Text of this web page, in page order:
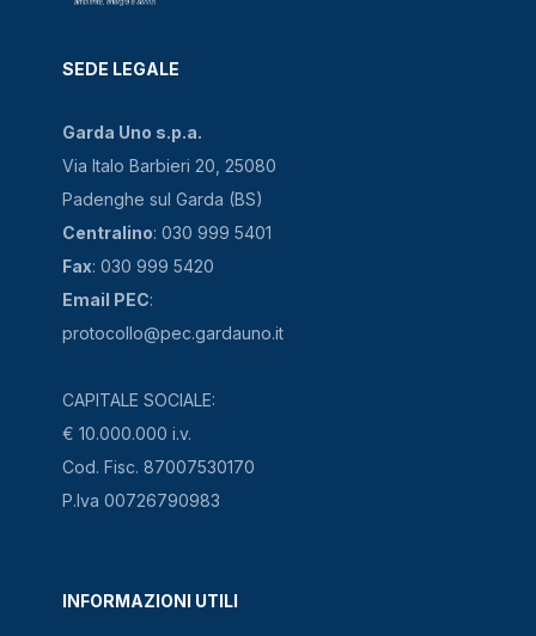
SEDE LEGALE
Garda Uno s.p.a.
Via Italo Barbieri 20, 25080
Padenghe sul Garda (BS)
Centralino: 030 999 5401
Fax: 030 999 5420
Email PEC:
protocollo@pec.gardauno.it
CAPITALE SOCIALE:
€ 10.000.000 i.v.
Cod. Fisc. 87007530170
P.Iva 00726790983
INFORMAZIONI UTILI